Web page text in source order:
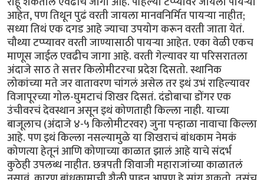
आहेत, पण तिथून पुढं वरती जायला मानवनिर्मित पायऱ्या नाहीत;
सध्या तिथं एक दगड आहे ज्याचा उपयोग करून वरती जाता येतं.
चौथ्या टप्प्यावर वरती जाण्यासाठी पायऱ्या आहेत. एका वेळी एकच
माणूस जाईल एवढीच जागा आहे. वरती गेल्यावर या परिसरातला
अंदाजे साठ ते सत्तर किलोमीटरचा प्रदेश दिसतो. स्थानिक
लोकांच्या मते जर वातावरण चांगलं असेल तर इथं उभं राहिल्यावर
विजापूरच्या गोल-घुमटाचं शिखर दिसतं. दंडोबाचा डोंगर एक
उंचीवरचं देवस्थान असून इथं कोणताही किल्ला नाही. याच्या
बाजूलाच (अंदाजे ४-५ किलोमीटरवर) जुना पन्हाळा नावाचा किल्ला
आहे. पण इथं किल्ला नसल्यामुळे या शिखराचं बांधकाम नेमकं
कोणत्या हेतूनं आणि कोणाच्या काळात झालं आहे याचे संदर्भ
कुठेही उपलब्ध नाहीत. छत्रपती शिवाजी महाराजांच्या काळातलं